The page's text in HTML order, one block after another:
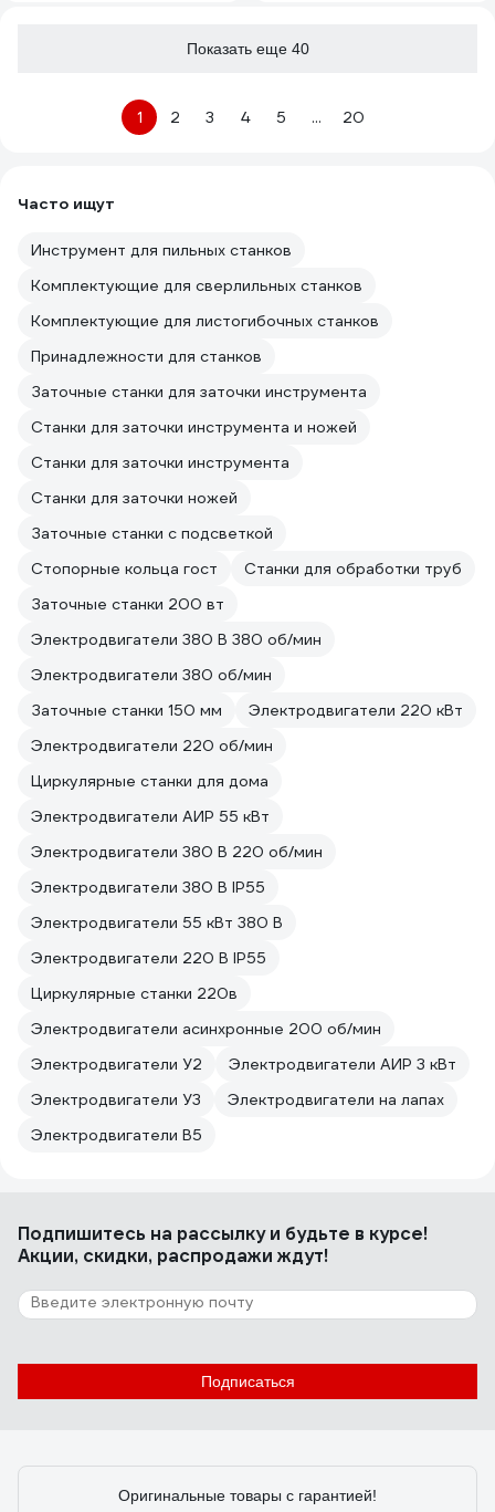
Показать еще 40
1 2 3 4 5 ... 20
Часто ищут
Инструмент для пильных станков
Комплектующие для сверлильных станков
Комплектующие для листогибочных станков
Принадлежности для станков
Заточные станки для заточки инструмента
Станки для заточки инструмента и ножей
Станки для заточки инструмента
Станки для заточки ножей
Заточные станки с подсветкой
Стопорные кольца гост
Станки для обработки труб
Заточные станки 200 вт
Электродвигатели 380 В 380 об/мин
Электродвигатели 380 об/мин
Заточные станки 150 мм
Электродвигатели 220 кВт
Электродвигатели 220 об/мин
Циркулярные станки для дома
Электродвигатели АИР 55 кВт
Электродвигатели 380 В 220 об/мин
Электродвигатели 380 В IP55
Электродвигатели 55 кВт 380 В
Электродвигатели 220 В IP55
Циркулярные станки 220в
Электродвигатели асинхронные 200 об/мин
Электродвигатели У2
Электродвигатели АИР 3 кВт
Электродвигатели У3
Электродвигатели на лапах
Электродвигатели В5
Подпишитесь на рассылкуи будьте в курсе!
Акции, скидки, распродажи ждут!
Подписаться
Оригинальные товары с гарантией!